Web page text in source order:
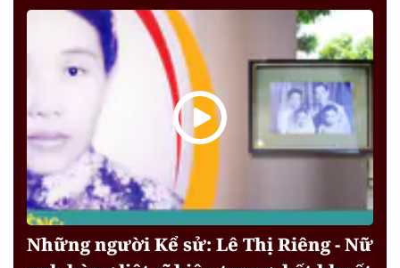
Những người Kể sử: Lê Thị Riêng - Nữ